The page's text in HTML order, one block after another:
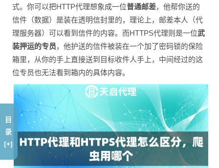
式。你可以把HTTP代理想象成一位普通邮差，他帮你送的
信件（数据）是装在透明信封里的，理论上，邮差本人（代
理服务器）可以看到信件的内容。而HTTPS代理则是一位武
装押运的专员，他护送的信件被装在一个加了密码锁的保险
箱里，从你的手上直接送到目标收件人手上，中间经过的这
位专员也无法看到箱内的具体内容。
目
录
[+]